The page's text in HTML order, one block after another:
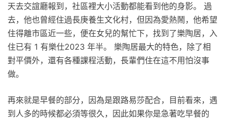
天去交誼廳報到，社區裡大小活動都能看到他的身影。 過
去，他也曾經住過長庚養生文化村，但因為愛熱鬧，他希望
住得離市區近一些，便在女兒的幫忙下，找到了樂陶居，入
住已有 1 有樂仕2023 年半。 樂陶居最大的特色，除了相
對平價外，還有各種課程活動，長輩們住在這不用怕沒事
做。
再來就是早餐的部分，因為是跟路易莎配合，目前看來，遇
到人多的時候都必須等很久，因此如果你是急著吃早餐的